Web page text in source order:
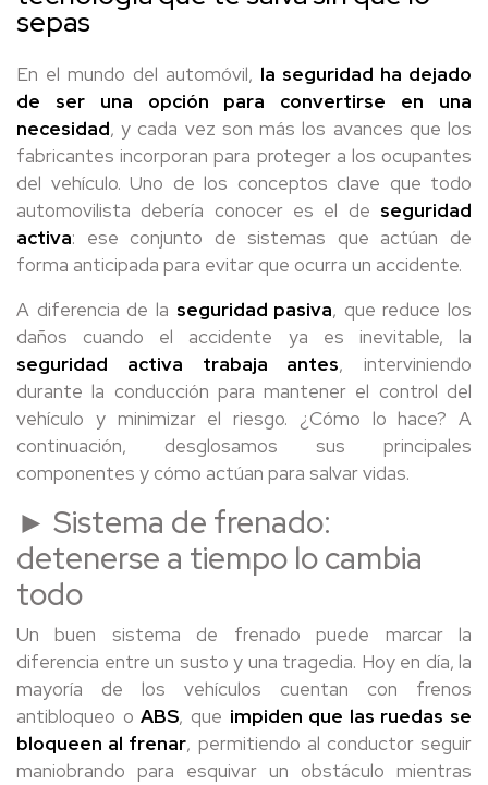
sepas
En el mundo del automóvil, la seguridad ha dejado
de ser una opción para convertirse en una
necesidad, y cada vez son más los avances que los
fabricantes incorporan para proteger a los ocupantes
del vehículo. Uno de los conceptos clave que todo
automovilista debería conocer es el de seguridad
activa: ese conjunto de sistemas que actúan de
forma anticipada para evitar que ocurra un accidente.
A diferencia de la seguridad pasiva, que reduce los
daños cuando el accidente ya es inevitable, la
seguridad activa trabaja antes, interviniendo
durante la conducción para mantener el control del
vehículo y minimizar el riesgo. ¿Cómo lo hace? A
continuación, desglosamos sus principales
componentes y cómo actúan para salvar vidas.
► Sistema de frenado:
detenerse a tiempo lo cambia
todo
Un buen sistema de frenado puede marcar la
diferencia entre un susto y una tragedia. Hoy en día, la
mayoría de los vehículos cuentan con frenos
antibloqueo oABS, que impiden que las ruedas se
bloqueen al frenar, permitiendo al conductor seguir
maniobrando para esquivar un obstáculo mientras